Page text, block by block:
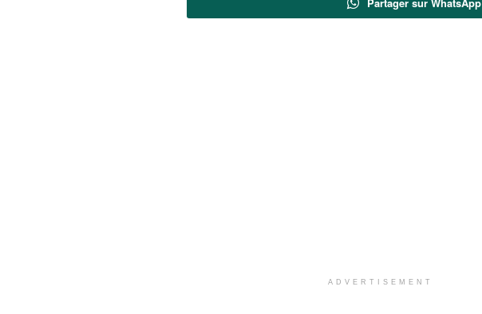
Partager sur WhatsApp
ADVERTISEMENT